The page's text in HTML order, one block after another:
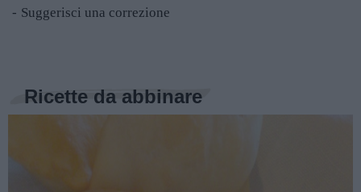
Suggerisci una correzione
Ricette da abbinare